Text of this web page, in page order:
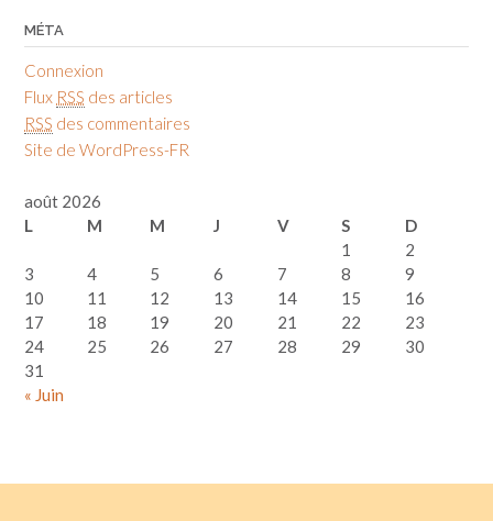
MÉTA
Connexion
Flux RSS des articles
RSS des commentaires
Site de WordPress-FR
août 2026
L
M M J V S D
« Juin
1
2
3
4 5 6 7 8
9
10
11 12 13 14 15
16
17
18 19 20 21 22
23
24
25 26 27 28 29
30
31